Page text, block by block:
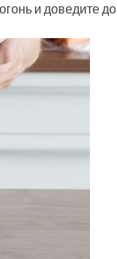
и доведите до